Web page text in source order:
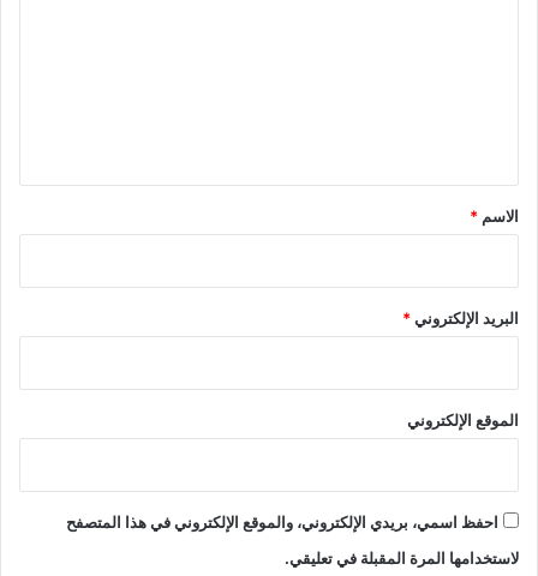
*
الاسم *
البريد الإلكتروني*
الموقع الإلكتروني
احفظ اسمي، بريدي الإلكتروني، والموقع الإلكتروني في هذا المتصفح
لاستخدامها المرة المقبلة في تعليقي.